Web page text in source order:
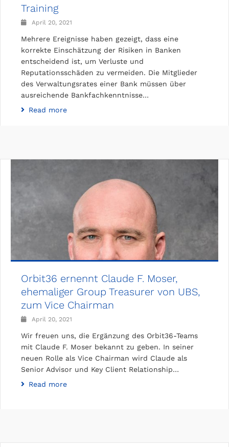
Training
April 20, 2021
Mehrere Ereignisse haben gezeigt, dass eine
korrekte Einschätzung der Risiken in Banken
entscheidend ist, um Verluste und
Reputationsschäden zu vermeiden. Die Mitglieder
des Verwaltungsrates einer Bank müssen über
ausreichende Bankfachkenntnisse…
Read more
Orbit36 ernennt Claude F. Moser,
ehemaliger Group Treasurer von UBS,
zum Vice Chairman
April 20, 2021
Wir freuen uns, die Ergänzung des Orbit36-Teams
mit Claude F. Moser bekannt zu geben. In seiner
neuen Rolle als Vice Chairman wird Claude als
Senior Advisor und Key Client Relationship…
Read more